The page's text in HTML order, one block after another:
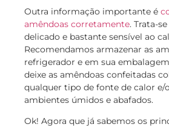
Outra informação importante é
amêndoas corretamente. Trata-
delicado e bastante sensível ao
Recomendamos armazenar as
refrigerador e em sua
deixe as amêndoas confeitadas
qualquer tipo de fonte de calor e/
ambientes úmidos e abafados.
Ok! Agora que já sabemos os